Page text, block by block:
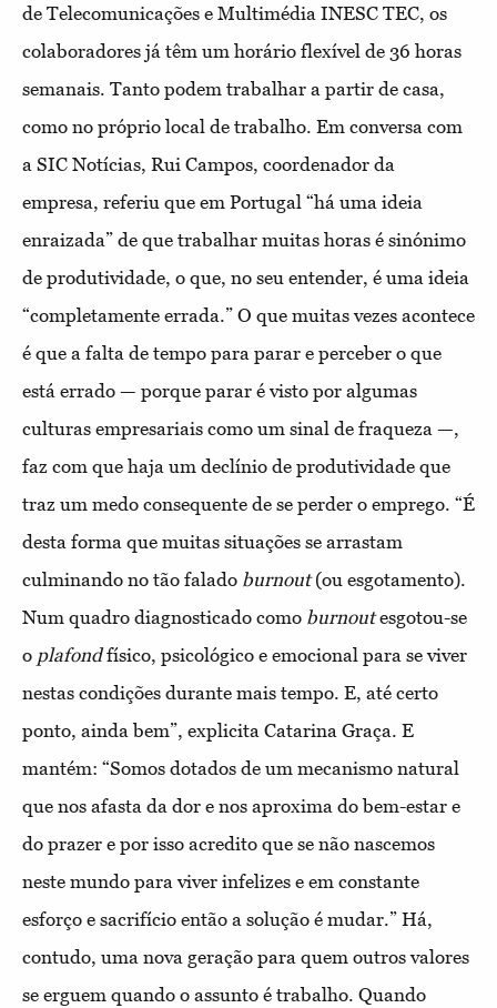
de Telecomunicações e Multimédia INESC TEC, os
colaboradores já têm um horário flexível de 36 horas
semanais. Tanto podem trabalhar a partir de casa,
como no próprio local de trabalho. Em conversa com
a SIC Notícias, Rui Campos, coordenador da
empresa, referiu que em Portugal “há uma ideia
enraizada” de que trabalhar muitas horas é sinónimo
de produtividade, o que, no seu entender, é uma ideia
“completamente errada.” O que muitas vezes acontece
é que a falta de tempo para parar e perceber o que
está errado — porque parar é visto por algumas
culturas empresariais como um sinal de fraqueza —,
faz com que haja um declínio de produtividade que
traz um medo consequente de se perder o emprego. “É
desta forma que muitas situações se arrastam
culminando no tão falado burnout(ou esgotamento).
Num quadro diagnosticado como burnoutesgotou-se
o plafondfísico, psicológico e emocional para se viver
nestas condições durante mais tempo. E, até certo
ponto, ainda bem”, explicita Catarina Graça. E
mantém: “Somos dotados de um mecanismo natural
que nos afasta da dor e nos aproxima do bem-estar e
do prazer e por isso acredito que se não nascemos
neste mundo para viver infelizes e em constante
esforço e sacrifício então a solução é mudar.” Há,
contudo, uma nova geração para quem outros valores
se erguem quando o assunto é trabalho. Quando